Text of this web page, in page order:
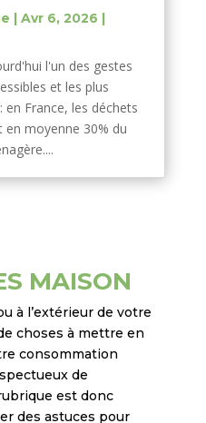
| Avr 6, 2026 |
l'un des gestes
et les plus
France, les déchets
moyenne 30% du
MAISON
à l’extérieur de votre
choses à mettre en
consommation
de
est donc
des astuces pour